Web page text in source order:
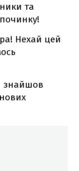
та
Нехай цей
знайшов